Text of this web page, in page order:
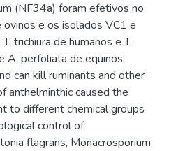
(NF34a) foram efetivos no
e os isolados VC1 e
trichiura de humanos e T.
A. perfoliata de equinos.
can kill ruminants and other
anthelminthic caused the
to different chemical groups
control of
flagrans, Monacrosporium